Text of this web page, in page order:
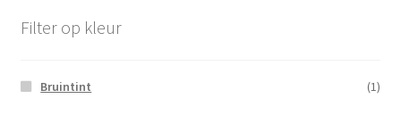
Filter op kleur
Bruintint (1)